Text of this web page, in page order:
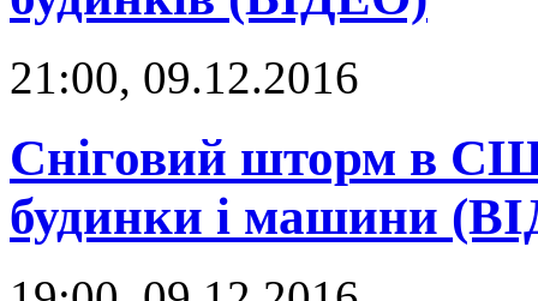
21:00, 09.12.2016
Сніговий шторм в
будинки і машини